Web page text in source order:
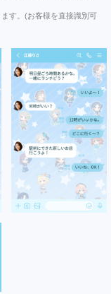
す。(お客様を直接識別可